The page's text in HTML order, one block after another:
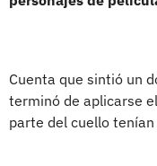
Cuenta que sintió un
terminó de aplicarse
parte del cuello